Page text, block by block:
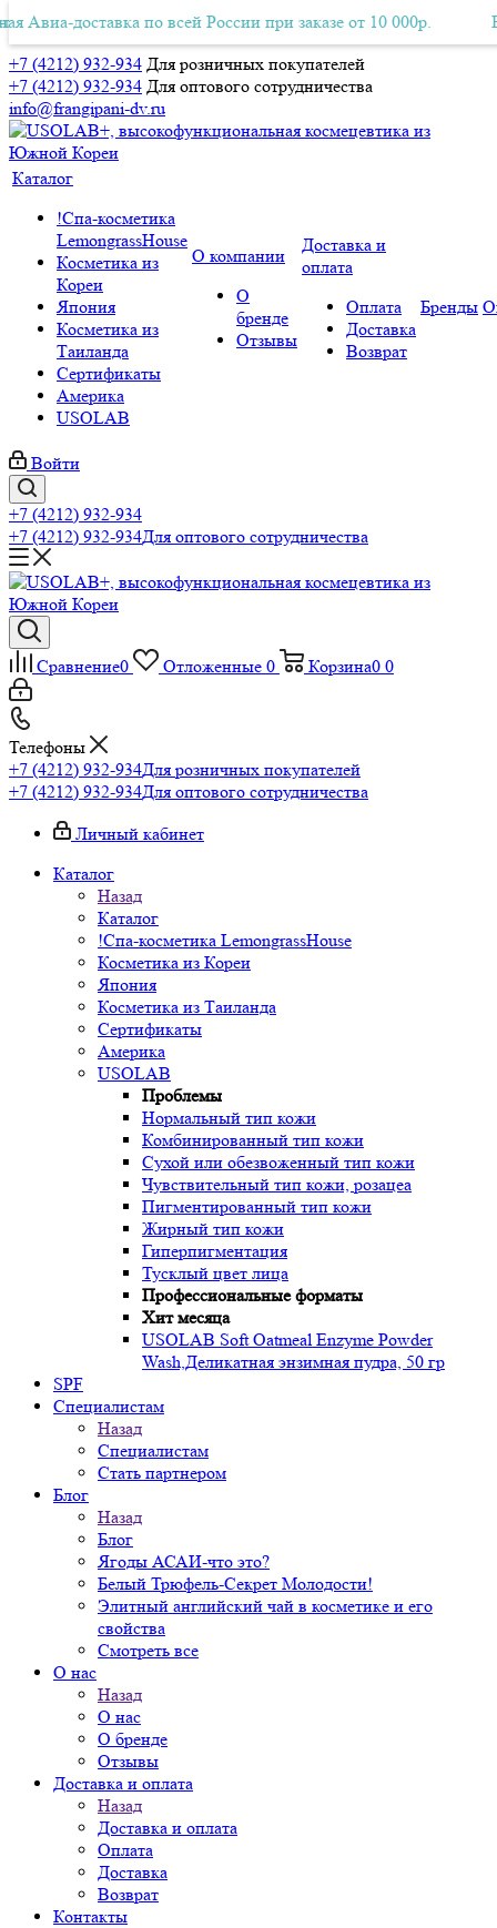
+7 (4212) 932-934 Для розничных покупателей
+7 (4212) 932-934 Для оптового сотрудничества
info@frangipani-dv.ru
Авиа-доставка по всей России при заказе от 10 000р.
по всей России при заказе от 10 000р.
Каталог
!Спа-косметика
LemongrassHouse
Косметика из
Кореи
Япония
Косметика из
Таиланда
Сертификаты
Америка
USOLAB
О компании
О
бренде
Отзывы
Доставка и
оплата
Оплата
Доставка
Возврат
Бренды
Войти
+7 (4212) 932-934
+7 (4212) 932-934Для оптового сотрудничества
Сравнение0 Отложенные 0 Корзина0 0
Телефоны
+7 (4212) 932-934Для розничных покупателей
+7 (4212) 932-934Для оптового сотрудничества
Личный кабинет
Каталог
Назад
Каталог
!Спа-косметика LemongrassHouse
Косметика из Кореи
Япония
Косметика из Таиланда
Сертификаты
Америка
USOLAB
Проблемы
Нормальный тип кожи
Комбинированный тип кожи
Сухой или обезвоженный тип кожи
Чувствительный тип кожи, розацеа
Пигментированный тип кожи
Жирный тип кожи
Гиперпигментация
Тусклый цвет лица
Профессиональные форматы
Хит месяца
USOLAB Soft Oatmeal Enzyme Powder
Wash,Деликатная энзимная пудра, 50 гр
SPF
Специалистам
Назад
Специалистам
Стать партнером
Блог
Назад
Блог
Ягоды АСАИ-что это?
Белый Трюфель-Секрет Молодости!
Элитный английский чай в косметике и его
свойства
Смотреть все
О нас
Назад
О нас
О бренде
Отзывы
Доставка и оплата
Назад
Доставка и оплата
Оплата
Доставка
Возврат
Контакты